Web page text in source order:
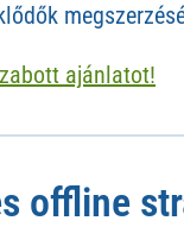
ajánlatot!
offline